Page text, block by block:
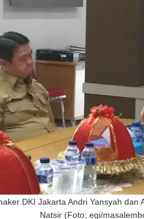
DKI Jakarta Andri Yansyah dan
Natsir (Foto: egi/